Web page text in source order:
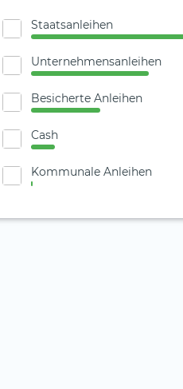
Staatsanleihen
Unternehmensanleihen
Besicherte Anleihen
Cash
Kommunale Anleihen